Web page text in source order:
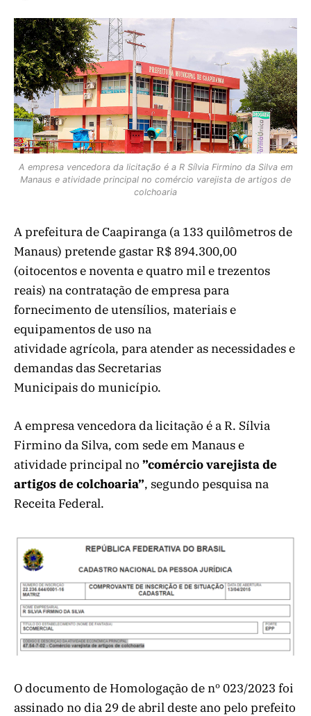
A empresa vencedora da licitação é a R Sílvia Firmino da Silva em
Manaus e atividade principal no comércio varejista de artigos de
colchoaria
A prefeitura de Caapiranga (a 133 quilômetros de
Manaus) pretende gastar R$ 894.300,00
(oitocentos e noventa e quatro mil e trezentos
reais) na contratação de empresa para
fornecimento de utensílios, materiais e
equipamentos de uso na
atividade agrícola, para atender as necessidades e
demandas das Secretarias
Municipais do município.
A empresa vencedora da licitação é a R. Sílvia
Firmino da Silva, com sede em Manaus e
atividade principal no ”comércio varejista de
artigos de colchoaria”, segundo pesquisa na
Receita Federal.
O documento de Homologação de nº 023/2023 foi
assinado no dia 29 de abril deste ano pelo prefeito